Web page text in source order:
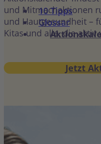
10 Tipps
Glossar
und Mitmachaktionen
und Hautgesundheit –
Kitas und alle, die
Jetzt